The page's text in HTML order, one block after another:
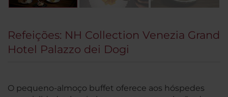
Refeições: NH Collection Venezia Grand
Hotel Palazzo dei Dogi
O pequeno-almoço buffet oferece aos hóspedes